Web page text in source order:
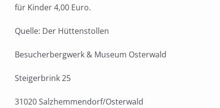
für Kinder 4,00 Euro.
Quelle: Der Hüttenstollen
Besucherbergwerk & Museum Osterwald
Steigerbrink 25
31020 Salzhemmendorf/Osterwald